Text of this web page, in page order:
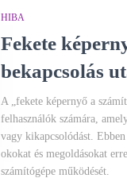
HIBA
Fekete
bekapcsolás
A „fekete képernyő a
felhasználók számára,
vagy kikapcsolódást.
okokat és megoldásokat
számítógépe működését.